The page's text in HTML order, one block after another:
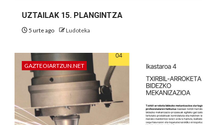
UZTAILAK 15. PLANGINTZA
5 urte ago Ludoteka
GAZTEOIARTZUN.NET